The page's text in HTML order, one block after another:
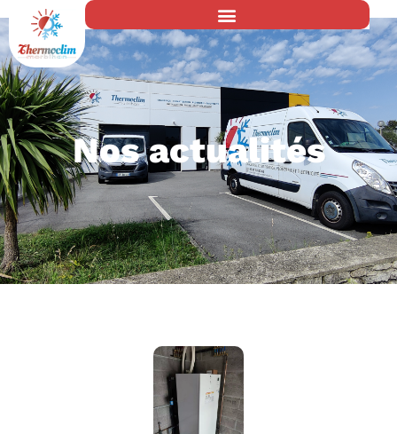
Nos actualités